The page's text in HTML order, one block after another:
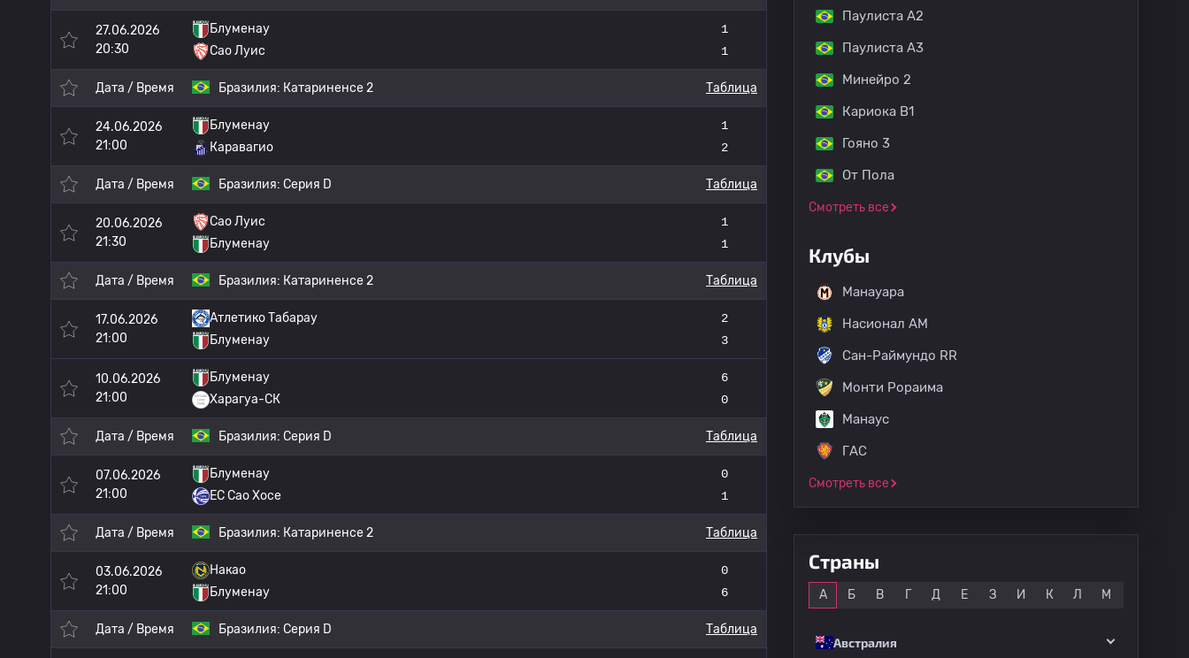
27.06.2026
20:30
Блуменау
Сао Луис
1
1
Дата / Время Бразилия: Катариненсе 2 Таблица
24.06.2026
21:00
Блуменау
Каравагио
1
2
Дата / Время Бразилия: Серия D Таблица
20.06.2026
21:30
Сао Луис
Блуменау
1
1
Дата / Время Бразилия: Катариненсе 2 Таблица
17.06.2026
21:00
Атлетико Табарау
Блуменау
2
3
10.06.2026
21:00
Блуменау
Харагуа-СК
6
0
Дата / Время Бразилия: Серия D Таблица
07.06.2026
21:00
Блуменау
EC Сао Хосе
0
1
Дата / Время Бразилия: Катариненсе 2 Таблица
03.06.2026
21:00
Накао
Блуменау
0
6
Дата / Время Бразилия: Серия D Таблица
Паулиста A2
Паулиста A3
Минейро 2
Кариока B1
Гояно 3
От Пола
Смотреть все
Клубы
Манауара
Насионал АМ
Сан-Раймундо RR
Монти Рораима
Манаус
ГАС
Смотреть все
Страны
А Б В Г Д Е З И К Л М
Австралия